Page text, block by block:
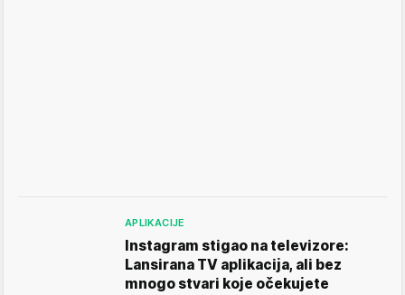
APLIKACIJE
Instagram stigao na televizore:
Lansirana TV aplikacija, ali bez
mnogo stvari koje očekujete